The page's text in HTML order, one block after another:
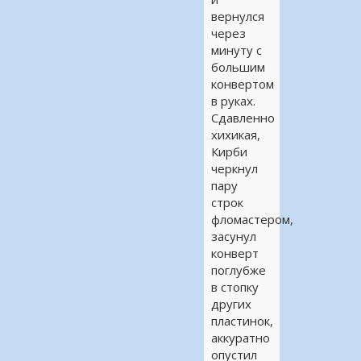
вернулся
через
минуту с
большим
конвертом
в руках.
Сдавленно
хихикая,
Кирби
черкнул
пару
строк
фломастером,
засунул
конверт
поглубже
в стопку
других
пластинок,
аккуратно
опустил